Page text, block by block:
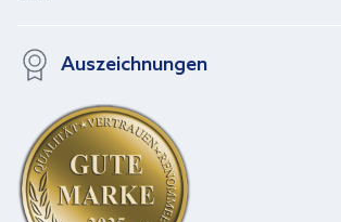
Auszeichnungen